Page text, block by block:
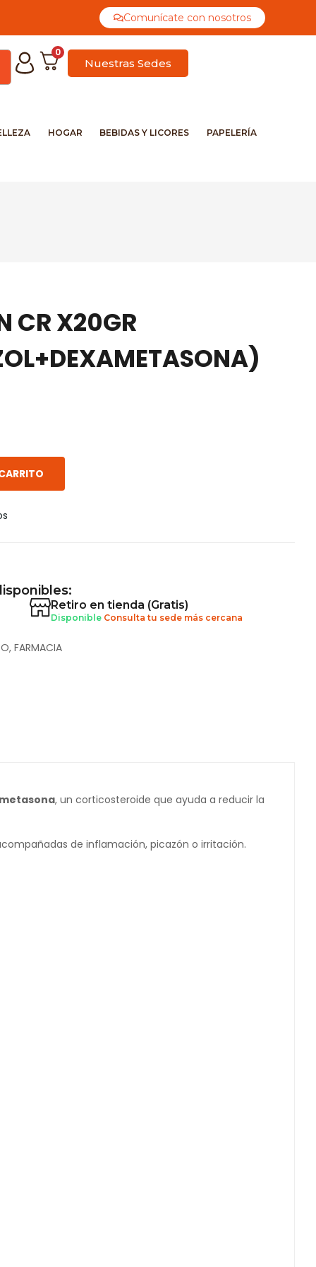
Comunícate con nosotros
0
Nuestras Sedes
HOGAR BEBIDAS Y LICORES PAPELERÍA
CR X20GR
Retiro en tienda (Gratis)
Disponible Consulta tu sede más cercana
, FARMACIA
, un corticosteroide que ayuda a reducir la
de inflamación, picazón o irritación.